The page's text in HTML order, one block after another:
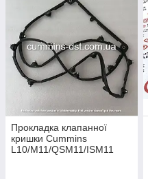
Прокладка клапанної
кришки Cummins
L10/M11/QSM11/ISM11